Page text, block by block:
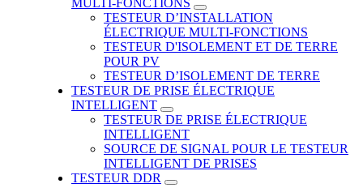
TESTEUR D’INSTALLATION
ÉLECTRIQUE MULTI-FONCTIONS
TESTEUR D'ISOLEMENT ET DE TERRE
POUR PV
TESTEUR D’ISOLEMENT DE TERRE
TESTEUR DE PRISE ÉLECTRIQUE
INTELLIGENT
TESTEUR DE PRISE ÉLECTRIQUE
INTELLIGENT
SOURCE DE SIGNAL POUR LE TESTEUR
INTELLIGENT DE PRISES
TESTEUR DDR